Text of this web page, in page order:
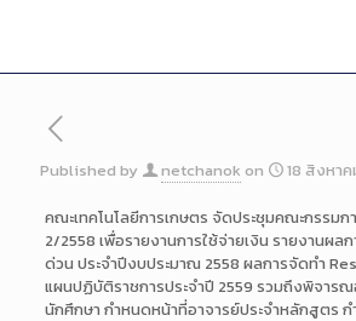
Published by netchanok on 18 สิงหาค
คณะเทคโนโลยีการเกษตร จัดประชุมคณะกรรมก
2/2558 เพื่อรายงานการใช้จ่ายเงิน รายงานผลก
ด่วน ประจำปีงบประมาณ 2558 ผลการจัดทำ
แผนปฏิบัติราชการประจำปี 2559 รวมถึงพิจาร
นักศึกษา กำหนดหน้าที่อาจารย์ประจำหลักสูตร